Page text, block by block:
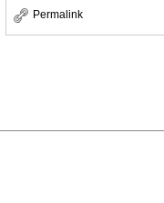
Permalink